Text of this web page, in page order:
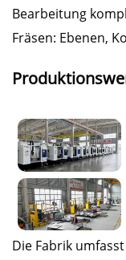
Bearbeitung
Fräsen: Ebenen,
Die Fabrik